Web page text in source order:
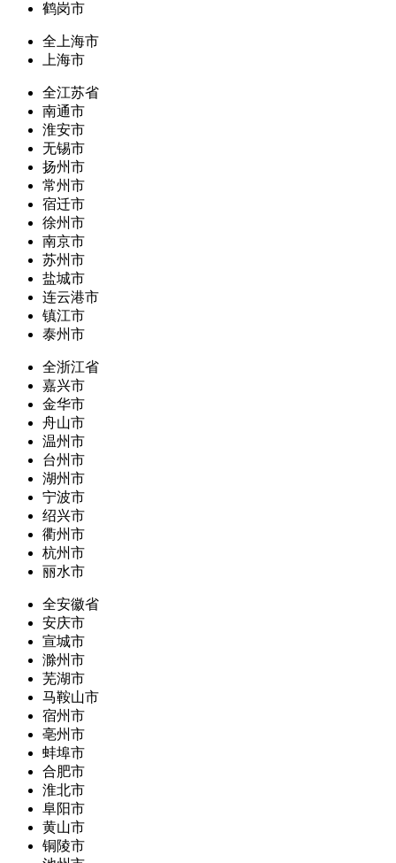
鹤岗市
全上海市
上海市
全江苏省
南通市
淮安市
无锡市
扬州市
常州市
宿迁市
徐州市
南京市
苏州市
盐城市
连云港市
镇江市
泰州市
全浙江省
嘉兴市
金华市
舟山市
温州市
台州市
湖州市
宁波市
绍兴市
衢州市
杭州市
丽水市
全安徽省
安庆市
宣城市
滁州市
芜湖市
马鞍山市
宿州市
亳州市
蚌埠市
合肥市
淮北市
阜阳市
黄山市
铜陵市